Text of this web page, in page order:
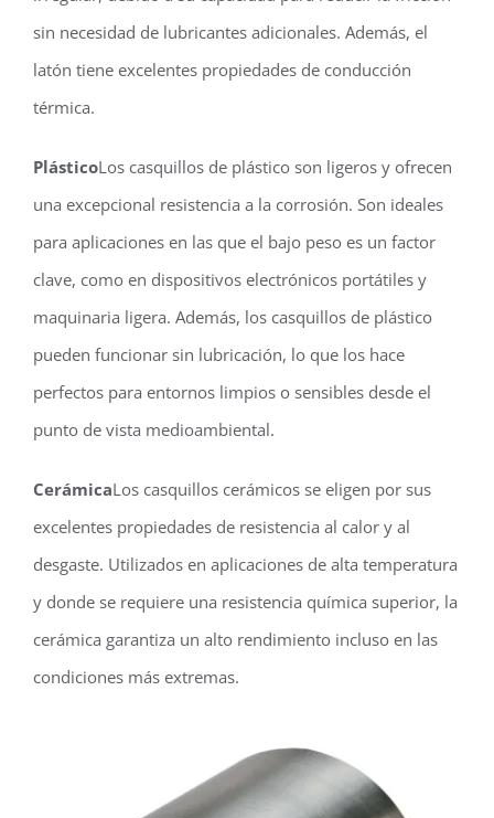
sin necesidad de lubricantes adicionales. Además, el
latón tiene excelentes propiedades de conducción
térmica.
PlásticoLos casquillos de plástico son ligeros y ofrecen
una excepcional resistencia a la corrosión. Son ideales
para aplicaciones en las que el bajo peso es un factor
clave, como en dispositivos electrónicos portátiles y
maquinaria ligera. Además, los casquillos de plástico
pueden funcionar sin lubricación, lo que los hace
perfectos para entornos limpios o sensibles desde el
punto de vista medioambiental.
CerámicaLos casquillos cerámicos se eligen por sus
excelentes propiedades de resistencia al calor y al
desgaste. Utilizados en aplicaciones de alta temperatura
y donde se requiere una resistencia química superior, la
cerámica garantiza un alto rendimiento incluso en las
condiciones más extremas.